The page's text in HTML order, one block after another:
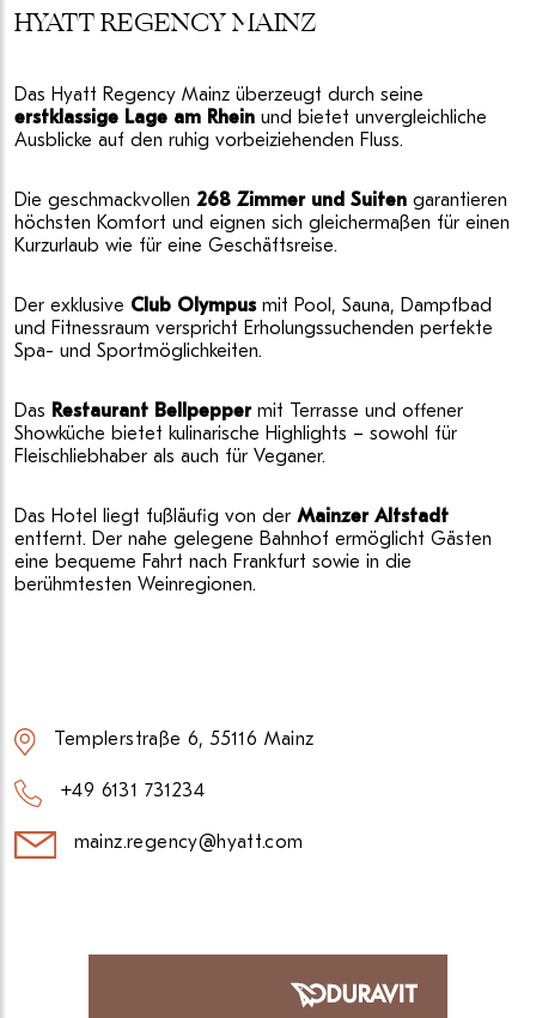
HYATT REGENCY MAINZ
Das Hyatt Regency Mainz überzeugt durch seine
erstklassige Lage am Rhein und bietet unvergleichliche
Ausblicke auf den ruhig vorbeiziehenden Fluss.
Die geschmackvollen 268 Zimmer und Suiten garantieren
höchsten Komfort und eignen sich gleichermaßen für einen
Kurzurlaub wie für eine Geschäftsreise.
Der exklusive Club Olympusmit Pool, Sauna, Dampfbad
und Fitnessraum verspricht Erholungssuchenden perfekte
Spa- und Sportmöglichkeiten.
Das Restaurant Bellpeppermit Terrasse und offener
Showküche bietet kulinarische Highlights – sowohl für
Fleischliebhaber als auch für Veganer.
Das Hotel liegt fußläufig von der Mainzer Altstadt
entfernt. Der nahe gelegene Bahnhof ermöglicht Gästen
eine bequeme Fahrt nach Frankfurt sowie in die
berühmtesten Weinregionen.
Templerstraße 6, 55116 Mainz
+49 6131 731234
mainz.regency@hyatt.com